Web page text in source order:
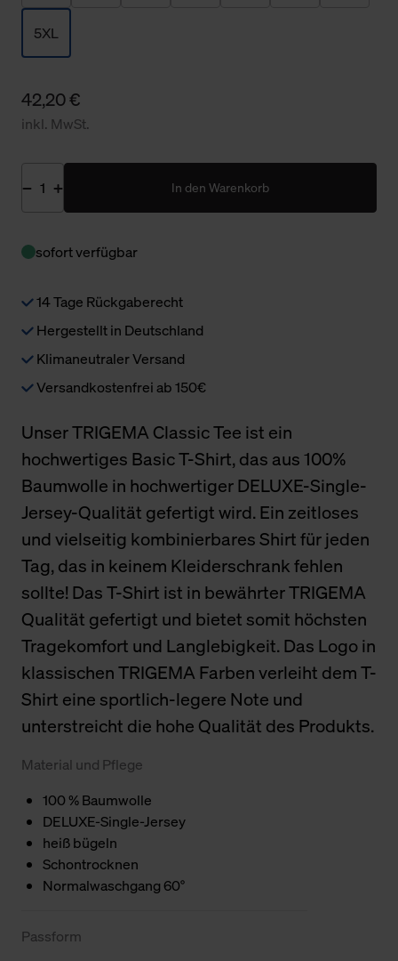
5XL
42,20 €
inkl. MwSt.
In den Warenkorb
sofort verfügbar
14 Tage Rückgaberecht
Hergestellt in Deutschland
Klimaneutraler Versand
Versandkostenfrei ab 150€
Unser TRIGEMA Classic Tee ist ein
hochwertiges Basic T-Shirt, das aus 100%
Baumwolle in hochwertiger DELUXE-Single-
Jersey-Qualität gefertigt wird. Ein zeitloses
und vielseitig kombinierbares Shirt für jeden
Tag, das in keinem Kleiderschrank fehlen
sollte! Das T-Shirt ist in bewährter TRIGEMA
Qualität gefertigt und bietet somit höchsten
Tragekomfort und Langlebigkeit. Das Logo in
klassischen TRIGEMA Farben verleiht dem T-
Shirt eine sportlich-legere Note und
unterstreicht die hohe Qualität des Produkts.
Material und Pflege
100 % Baumwolle
DELUXE-Single-Jersey
heiß bügeln
Schontrocknen
Normalwaschgang 60°
Passform